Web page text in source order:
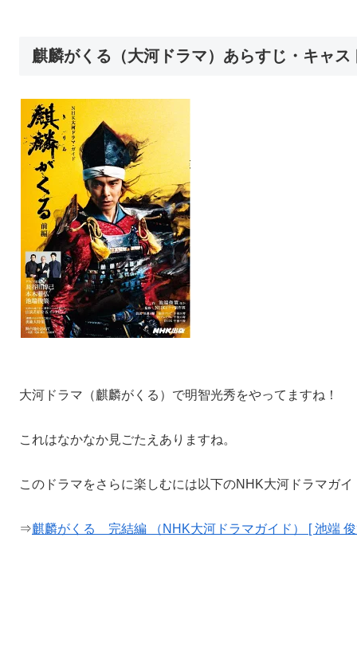
麒麟がくる（大河ドラマ）あらすじ・キャ
大河ドラマ（麒麟がくる）で明智光秀をやってますね！
これはなかなか見ごたえありますね。
このドラマをさらに楽しむには以下のNHK大河ドラマガ
⇒麒麟がくる 完結編 （NHK大河ドラマガイド） [ 池端